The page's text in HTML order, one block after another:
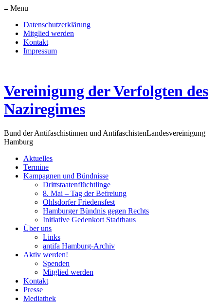
≡ Menu
Datenschutzerklärung
Mitglied werden
Kontakt
Impressum
Vereinigung der Verfolgten des
Naziregimes
Bund der Antifaschistinnen und AntifaschistenLandesvereinigung
Hamburg
Aktuelles
Termine
Kampagnen und Bündnisse
Drittstaatenflüchtlinge
8. Mai – Tag der Befreiung
Ohlsdorfer Friedensfest
Hamburger Bündnis gegen Rechts
Initiative Gedenkort Stadthaus
Über uns
Links
antifa Hamburg-Archiv
Aktiv werden!
Spenden
Mitglied werden
Kontakt
Presse
Mediathek